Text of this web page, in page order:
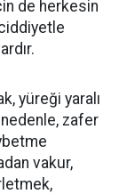
de herkesin
yüreği yaralı
zafer
vakur,